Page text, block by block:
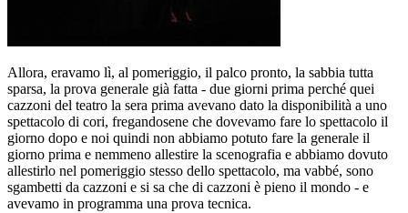
Allora, eravamo lì, al pomeriggio, il palco pronto, la sabbia tutta
sparsa, la prova generale già fatta - due giorni prima perché quei
cazzoni del teatro la sera prima avevano dato la disponibilità a uno
spettacolo di cori, fregandosene che dovevamo fare lo spettacolo il
giorno dopo e noi quindi non abbiamo potuto fare la generale il
giorno prima e nemmeno allestire la scenografia e abbiamo dovuto
allestirlo nel pomeriggio stesso dello spettacolo, ma vabbé, sono
sgambetti da cazzoni e si sa che di cazzoni è pieno il mondo - e
avevamo in programma una prova tecnica.